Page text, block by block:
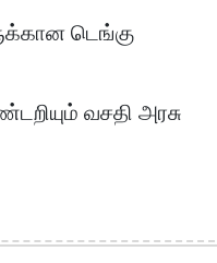
டெங்கு
வசதி அரசு